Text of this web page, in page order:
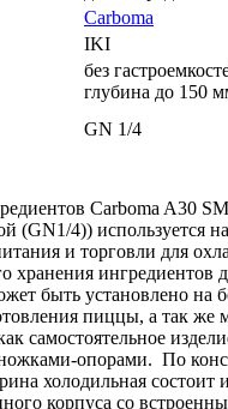
Carboma
IKI
без
глубина до 150
GN 1/4
Carboma A30
(GN1/4)) используется
и торговли для
хранения ингредиентов
быть установлено на
пиццы, а так же
самостоятельное
опорами. По
холодильная состоит
корпуса со